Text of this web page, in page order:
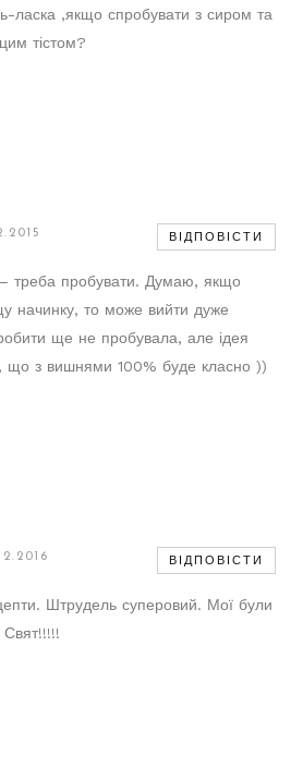
ласка ,якщо спробувати з сиром та
тістом?
ВІДПОВІСТИ
треба пробувати. Думаю, якщо
начинку, то може вийти дуже
ще не пробувала, але ідея
що з вишнями 100% буде класно ))
ВІДПОВІСТИ
Штрудель суперовий. Мої були
Свят!!!!!